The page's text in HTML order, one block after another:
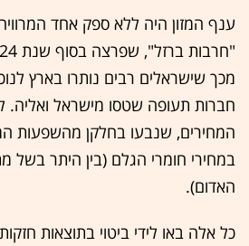
ענף המזון היה ללא ספק אחד
מכך שישראלים רבים נותרו בארץ
חברות תעופה שטסו מישראל ואליה.
המחירים, שנבעו בחלקן מהשפעות
במחירי חומרי הגלם (בין היתר בשל
האדום).
כל אלה באו לידי ביטוי בתוצאות